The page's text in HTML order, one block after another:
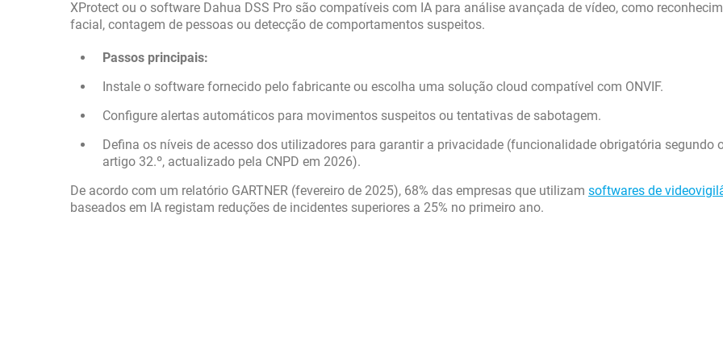
XProtect ou o software Dahua DSS Pro são compatíveis com IA para análise avançada de vídeo, como
facial, contagem de pessoas ou detecção de comportamentos suspeitos.
Passos principais:
Instale o software fornecido pelo fabricante ou escolha uma solução cloud compatível com ONVIF.
Configure alertas automáticos para movimentos suspeitos ou tentativas de sabotagem.
Defina os níveis de acesso dos utilizadores para garantir a privacidade (funcionalidade obrigatória segundo o
artigo 32.º, actualizado pela CNPD em 2026).
De acordo com um relatório GARTNER (fevereiro de 2025), 68% das empresas que utilizam softwares de
baseados em IA registam reduções de incidentes superiores a 25% no primeiro ano.